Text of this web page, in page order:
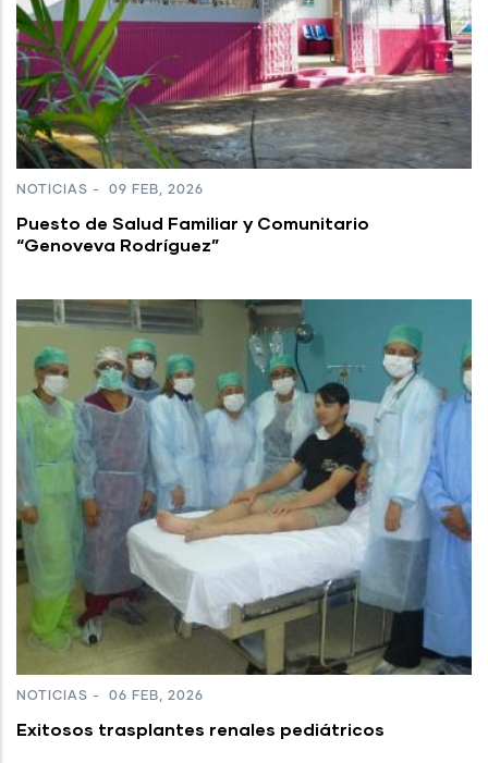
NOTICIAS - 09 FEB, 2026
Puesto de Salud Familiar y Comunitario
“Genoveva Rodríguez”
NOTICIAS - 06 FEB, 2026
Exitosos trasplantes renales pediátricos